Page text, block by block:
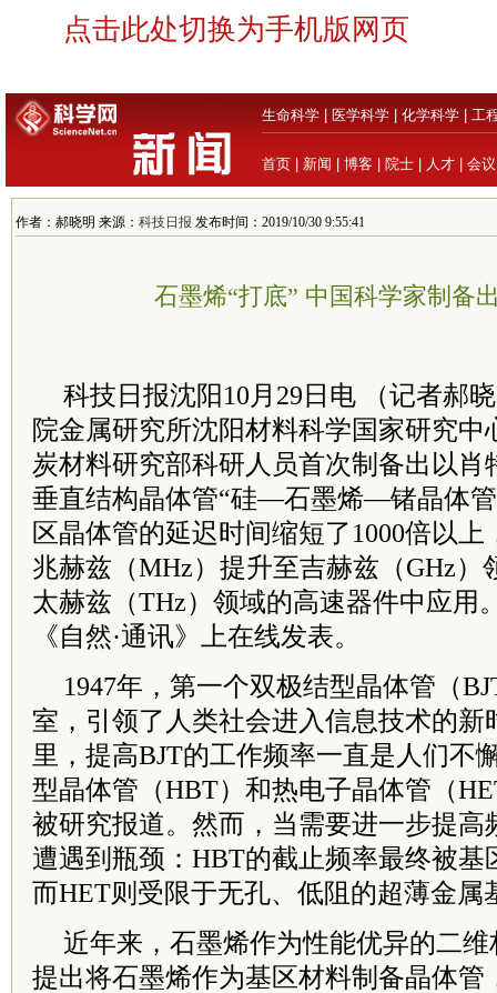
点击此处切换为手机版网页
生命科学 医学科学 化学科学 工
首页 新闻 博客 院士 人才 会议
作者：郝晓明 来源： 科技日报 发布时间：2019/10/30 9:55:41
石墨烯“打底” 中国科学家制备
科技日报沈阳10月29日电 （记者郝
院金属研究所沈阳材料科学国家研究中
炭材料研究部科研人员首次制备出以肖
垂直结构晶体管“硅—石墨烯—锗晶体
区晶体管的延迟时间缩短了1000倍以
兆赫兹（MHz）提升至吉赫兹（GHz）
太赫兹（THz）领域的高速器件中应用
《自然·通讯》上在线发表。
1947年，第一个双极结型晶体管（
室，引领了人类社会进入信息技术的新
里，提高BJT的工作频率一直是人们不
型晶体管（HBT）和热电子晶体管（
被研究报道。然而，当需要进一步提高
遭遇到瓶颈：HBT的截止频率最终被基
而HET则受限于无孔、低阻的超薄金属
近年来，石墨烯作为性能优异的二
提出将石墨烯作为基区材料制备晶体管